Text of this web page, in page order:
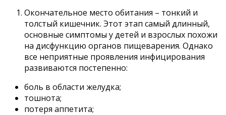
Окончательное место обитания – тонкий и
толстый кишечник. Этот этап самый длинный,
основные симптомы у детей и взрослых похожи
на дисфункцию органов пищеварения. Однако
все неприятные проявления инфицирования
развиваются постепенно:
боль в области желудка;
тошнота;
потеря аппетита;